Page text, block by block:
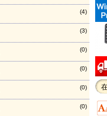
(4)
(3)
(0)
(0)
(0)
(0)